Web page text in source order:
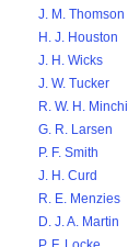
J. M. Thomson
H. J. Houston
J. H. Wicks
J. W. Tucker
R. W. H.
G. R. Larsen
P. F. Smith
J. H. Curd
R. E. Menzies
D. J. A. Martin